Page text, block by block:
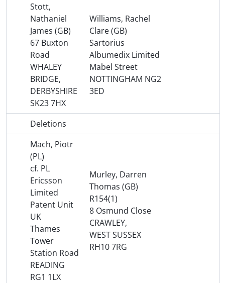
Stott,
Nathaniel
James (GB)
67 Buxton
Road
WHALEY
BRIDGE,
DERBYSHIRE
SK23 7HX
Williams, Rachel
Clare (GB)
Sartorius
Albumedix Limited
Mabel Street
NOTTINGHAM NG2
3ED
Deletions
Mach, Piotr
(PL)
cf. PL
Ericsson
Limited
Patent Unit
UK
Thames
Tower
Station Road
READING
RG1 1LX
Murley, Darren
Thomas (GB)
R154(1)
8 Osmund Close
CRAWLEY,
WEST SUSSEX
RH10 7RG